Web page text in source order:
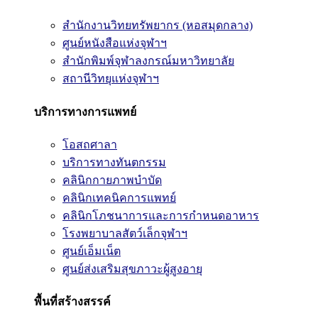
สำนักงานวิทยทรัพยากร (หอสมุดกลาง)
ศูนย์หนังสือแห่งจุฬาฯ
สำนักพิมพ์จุฬาลงกรณ์มหาวิทยาลัย
สถานีวิทยุแห่งจุฬาฯ
บริการทางการแพทย์
โอสถศาลา
บริการทางทันตกรรม
คลินิกกายภาพบำบัด
คลินิกเทคนิคการแพทย์
คลินิกโภชนาการและการกำหนดอาหาร
โรงพยาบาลสัตว์เล็กจุฬาฯ
ศูนย์เอ็มเน็ต
ศูนย์ส่งเสริมสุขภาวะผู้สูงอายุ
พื้นที่สร้างสรรค์